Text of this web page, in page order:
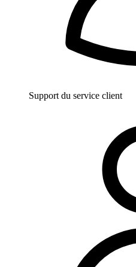
Support du service client